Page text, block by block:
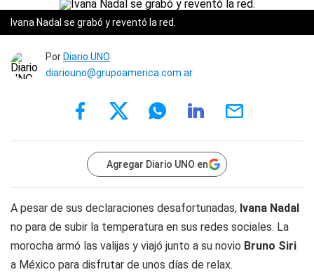
Ivana Nadal se grabó y reventó la red.
Por Diario UNO
diariouno@grupoamerica.com.ar
Agregar Diario UNO en
A pesar de sus declaraciones desafortunadas, Ivana Nadal
no para de subir la temperatura en sus redes sociales. La
morocha armó las valijas y viajó junto a su novio Bruno Siri
a México para disfrutar de unos días de relax.